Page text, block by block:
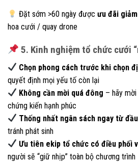
Đặt sớm >60 ngày đượcưu đãi giảm
hoa cưới / quay drone
5. Kinh nghiệm tổ chức cưới
Chọn phong cách trước khi chọn
quyết định mọi yếu tố còn lại
Không cần mời quá đông – hãy
chứng kiến hạnh phúc
Thống nhất ngân sách ngay từ đầu
tránh phát sinh
Ưu tiên ekip tổ chức có điều phối
người sẽ “giữ nhịp” toàn bộ chương trình